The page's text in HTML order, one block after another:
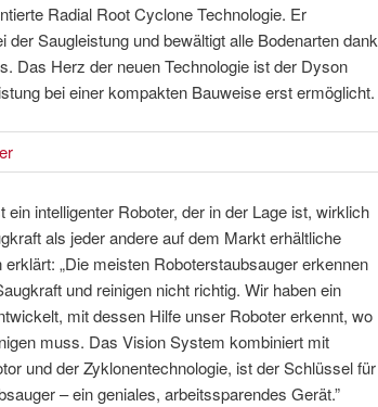
Radial Root Cyclone Technologie. Er
der Saugleistung und bewältigt alle Bodenarten dank
Das Herz der neuen Technologie ist der Dyson
bei einer kompakten Bauweise erst ermöglicht.
intelligenter Roboter, der in der Lage ist, wirklich
als jeder andere auf dem Markt erhältliche
„Die meisten Roboterstaubsauger erkennen
und reinigen nicht richtig. Wir haben ein
mit dessen Hilfe unser Roboter erkennt, wo
muss. Das Vision System kombiniert mit
und der Zyklonentechnologie, ist der Schlüssel für
– ein geniales, arbeitssparendes Gerät.”